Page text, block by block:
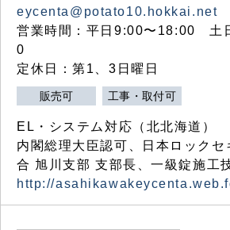
eycenta@potato10.hokkai.net
営業時間：平日9:00〜18:00 土
0
定休日：第1、3日曜日
販売可 工事・取付可
EL・システム対応（北北海道）
内閣総理大臣認可、日本ロックセ
合 旭川支部 支部長、一級錠施工
http://